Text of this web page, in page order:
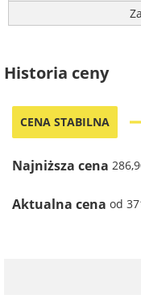
Historia ceny
CENA STABILNA
Najniższa cena
Aktualna cena od